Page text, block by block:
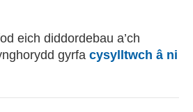
eich diddordebau a’ch
gyrfa cysylltwch â ni